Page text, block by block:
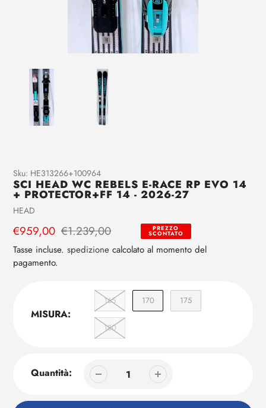
Aggiunta
di
prodotto
al
tuo
carrello
Sku: HE313266+100964
SCI HEAD WC REBELS E-RACE RP EVO 14
+ PROTECTOR+FF 14 - 2026-27
Venditrice
HEAD
Prezzo
di
vendita
€959,00
Prezzo
regolare
€1.239,00 PREZZO
SCONTATO
Tasse incluse. spedizione calcolato al momento del
pagamento.
MISURA:
165 170 175
180
Quantità: